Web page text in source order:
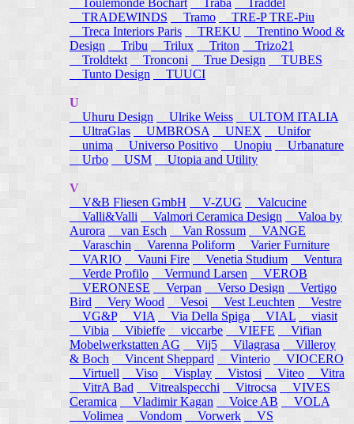
Toulemonde Bochart
Traba
Traddel
TRADEWINDS
Tramo
TRE-P TRE-Piu
Treca Interiors Paris
TREKU
Trentino Wood &
Design
Tribu Trilux Triton
Trizo21
Troldtekt Tronconi True Design
TUBES
Tunto Design
TUUCI
U
Uhuru Design
Ulrike Weiss
ULTOM ITALIA
UltraGlas
UMBROSA UNEX
Unifor
unima
Universo Positivo Unopiu
Urbanature
Urbo
USM Utopia and Utility
V
V&B Fliesen GmbH
V-ZUG
Valcucine
Valli&Valli
Valmori Ceramica Design
Valoa by
Aurora
van Esch Van Rossum
VANGE
Varaschin
Varenna Poliform
Varier Furniture
VARIO
Vauni Fire Venetia Studium
Ventura
Verde Profilo
Vermund Larsen
VEROB
VERONESE
Verpan Verso Design
Vertigo
Bird
Very Wood Vesoi Vest Leuchten
Vestre
VG&P
VIA Via Della Spiga VIAL
viasit
Vibia
Vibieffe viccarbe VIEFE
Vifian
Mobelwerkstatten AG
Vij5 Vilagrasa
Villeroy
& Boch
Vincent Sheppard Vinterio
VIOCERO
Virtuell
Viso Visplay Vistosi Viteo
Vitra
VitrA Bad
Vitrealspecchi Vitrocsa
VIVES
Ceramica
Vladimir Kagan Voice AB
VOLA
Volimea
Vondom Vorwerk VS